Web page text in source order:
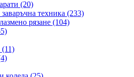
(20)
техника (233)
рязане (104)
(11)